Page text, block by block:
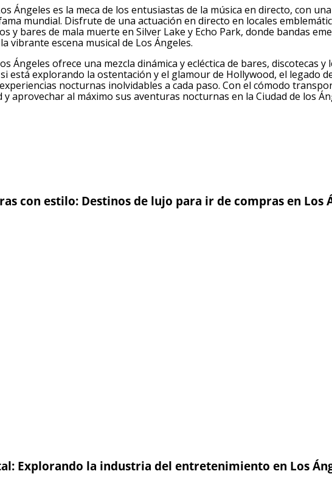
Ángeles es la meca de los entusiastas de la música en directo, con
mundial. Disfrute de una actuación en directo en locales
y bares de mala muerte en Silver Lake y Echo Park, donde bandas
vibrante escena musical de Los Ángeles.
Ángeles ofrece una mezcla dinámica y ecléctica de bares, discotecas
está explorando la ostentación y el glamour de Hollywood, el legado
nocturnas inolvidables a cada paso. Con el cómodo
aprovechar al máximo sus aventuras nocturnas en la Ciudad de los
con estilo: Destinos de lujo para ir de compras en Los
Explorando la industria del entretenimiento en Los